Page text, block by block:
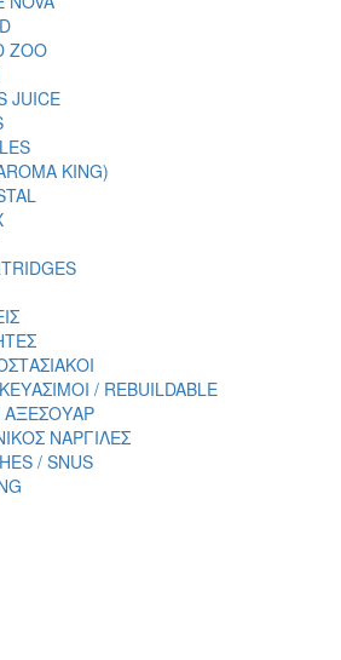
ZOO
JUICE
KING)
/ REBUILDABLE
ΑΞΕΣΟΥΑΡ
ΝΑΡΓΙΛΕΣ
/ SNUS